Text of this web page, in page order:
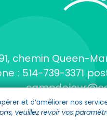
chemin Queen-
: 514-739-3371
et d’améliorer nos
veuillez revoir vos